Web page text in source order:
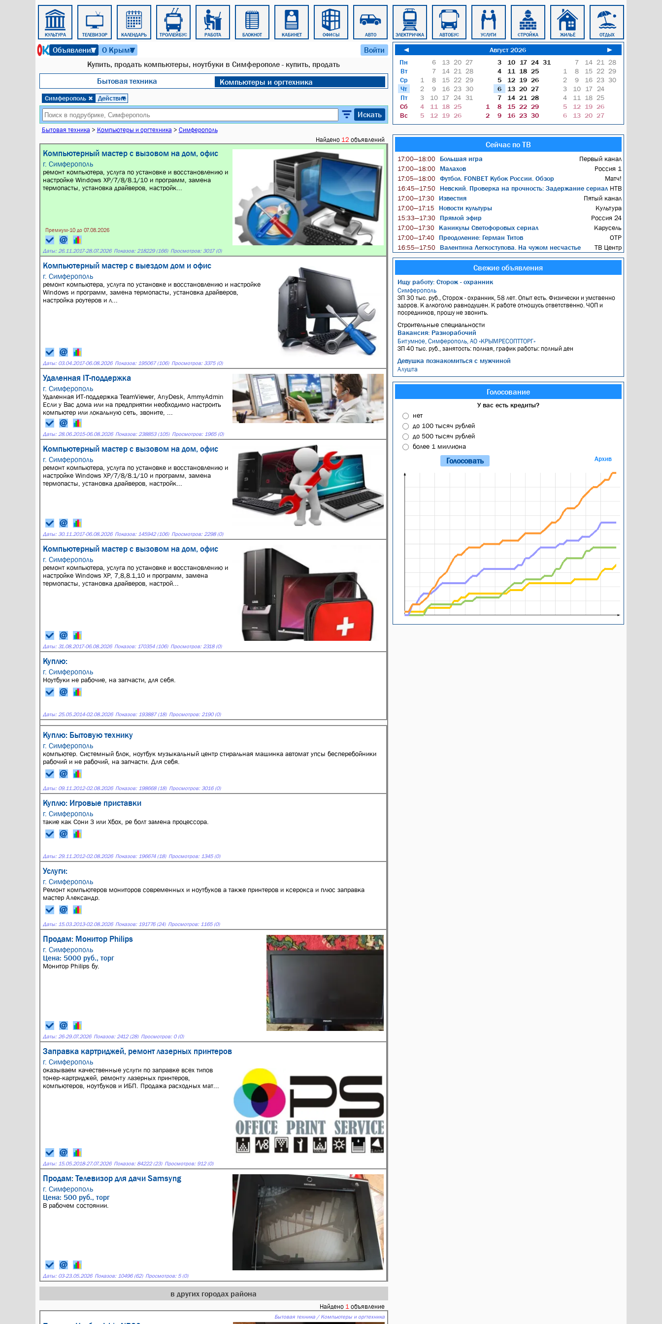
КУЛЬТУРА ТЕЛЕВИЗОР КАЛЕНДАРЬ ТРОЛЛЕЙБУС РАБОТА БЛОКНОТ КАБИНЕТ ОФИСЫ АВТО ЭЛЕКТРИЧКА АВТОБУС УСЛУГИ СТРОЙКА ЖИЛЬЁ ОТДЫХ
Объявления
▼ О Крыме
▼ Войти
Купить, продать компьютеры, ноутбуки в Симферополе - купить, продать
Бытовая техника
Компьютеры и оргтехника
Симферополь ✖ Действие
▼
Искать
Бытовая техника > Компьютеры и оргтехника > Симферополь
Найдено 12 объявлений
Компьютерный мастер с вызовом на дом, офис
г. Симферополь
ремонт компьютера, услуга по установке и восстановлению и
настройке Windows XP/7/8/8.1/10 и программ, замена
термопасты, установка драйверов, настройк...
Премиум-10 до 07.08.2026
Даты: 26.11.2017-28.07.2026 Показов: 218229 (166) Просмотров: 3017 (0)
Компьютерный мастер с выездом дом и офис
г. Симферополь
ремонт компьютера, услуга по установке и восстановлению и настройке
Windows и программ, замена термопасты, установка драйверов,
настройка роутеров и л...
Даты: 03.04.2017-06.08.2026 Показов: 195067 (106) Просмотров: 3375 (0)
Удаленная IT-поддержка
г. Симферополь
Удаленная ИТ-поддержка TeamViewer, AnyDesk, AmmyAdmin
Если у Вас дома или на предприятии необходимо настроить
компьютер или локальную сеть, звоните, ...
Даты: 28.06.2015-06.08.2026 Показов: 238853 (105) Просмотров: 1965 (0)
Компьютерный мастер с вызовом на дом, офис
г. Симферополь
ремонт компьютера, услуга по установке и восстановлению и
настройке Windows XP/7/8/8.1/10 и программ, замена
термопасты, установка драйверов, настройк...
Даты: 30.11.2017-06.08.2026 Показов: 145942 (106) Просмотров: 2298 (0)
Компьютерный мастер с вызовом на дом, офис
г. Симферополь
ремонт компьютера, услуга по установке и восстановлению и
настройке Windows XP, 7,8,8.1,10 и программ, замена
термопасты, установка драйверов, настрой...
Даты: 31.08.2017-06.08.2026 Показов: 170354 (106) Просмотров: 2318 (0)
Куплю:
г. Симферополь
Ноутбуки не рабочие, на запчасти, для себя.
Даты: 25.05.2014-02.08.2026 Показов: 193887 (18) Просмотров: 2190 (0)
Куплю: Бытовую технику
г. Симферополь
компьютер. Системный блок, ноутбук музыкальный центр стиральная машинка автомат упсы бесперебойники
рабочий и не рабочий, на запчасти. Для себя.
Даты: 09.11.2012-02.08.2026 Показов: 198668 (18) Просмотров: 3016 (0)
Куплю: Игровые приставки
г. Симферополь
такие как Сони 3 или Хбох, ре болт замена процессора.
Даты: 29.11.2012-02.08.2026 Показов: 196674 (18) Просмотров: 1345 (0)
Услуги:
г. Симферополь
Ремонт компьютеров мониторов современных и ноутбуков а также принтеров и ксерокса и плюс заправка
мастер Александр.
Даты: 15.03.2013-02.08.2026 Показов: 191776 (24) Просмотров: 1165 (0)
Продам: Монитор Philips
г. Симферополь
Цена: 5000 руб., торг
Монитор Philips бу.
Даты: 26-29.07.2026 Показов: 2412 (28) Просмотров: 0 (0)
Заправка картриджей, ремонт лазерных принтеров
г. Симферополь
оказываем качественные услуги по заправке всех типов
тонер-картриджей, ремонту лазерных принтеров,
компьютеров, ноутбуков и ИБП. Продажа расходных мат...
Даты: 15.05.2018-27.07.2026 Показов: 84222 (23) Просмотров: 912 (0)
Продам: Телевизор для дачи Samsyng
г. Симферополь
Цена: 500 руб., торг
В рабочем состоянии.
Даты: 03-23.05.2026 Показов: 10496 (62) Просмотров: 5 (0)
в других городах района
Найдено 1объявление
Бытовая техника / Компьютеры и оргтехника
◄ Август 2026
►
Пн
Вт
Ср
Чт
Пт
Сб
Вс
6 13 20 27
7
14 21
28
1
8 15 22 29
2
9 16 23 30
3
10 17 24 31
4
11 18 25
5
12 19 26
3 10 17 24 31
4
11 18 25
5
12 19 26
6
13 20 27
7
14 21
28
1
8 15 22 29
2
9 16 23 30
7 14 21
28
1
8 15 22 29
2
9 16 23 30
3
10 17
24
4
11 18 25
5
12 19 26
6
13 20 27
Сейчас по ТВ
17:00—18:00 Большая игра Первый канал
17:00—18:00 Малахов Россия 1
17:05—18:00 Футбол. FONBET Кубок России. Обзор Матч!
16:45—17:50 Невский. Проверка на прочность: Задержание сериал НТВ
17:00—17:30 Известия Пятый канал
17:00—17:15 Новости культуры Культура
15:33—17:30 Прямой эфир Россия 24
17:00—17:30 Каникулы Светофоровых сериал Карусель
17:00—17:40 Преодоление: Герман Титов ОТР
16:55—17:50 Валентина Легкоступова. На чужом несчастье ТВ Центр
Свежие объявления
Ищу работу: Сторож - охранник
Симферополь
ЗП 30 тыс. руб., Сторож - охранник, 58 лет. Опыт есть. Физически и умственно
здоров. К алкоголю равнодушен. К работе отношусь ответственно. ЧОП и
посредников, прошу не звонить.
Строительные специальности
Вакансия: Разнорабочий
Битумное, Симферополь, АО «КРЫМРЕСОПТТОРГ»
ЗП 40 тыс. руб., занятость: полная, график работы: полный ден
Девушка познакомиться с мужчиной
Алушта
Голосование
У вас есть кредиты?
нет
до 100 тысяч рублей
до 500 тысяч рублей
более 1 миллиона
Архив